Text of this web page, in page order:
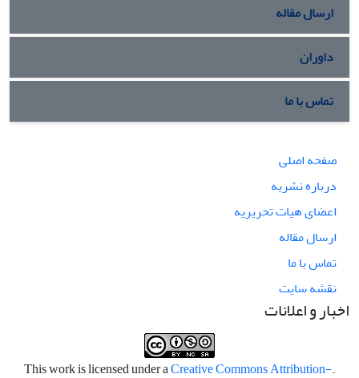
ارسال مقاله
داوران
تماس با ما
صفحه اصلی
درباره نشریه
اعضای هیات تحریریه
ارسال مقاله
تماس با ما
نقشه سایت
اخبار و اعلانات
.This work is licensed under a
Creative Commons Attribution-